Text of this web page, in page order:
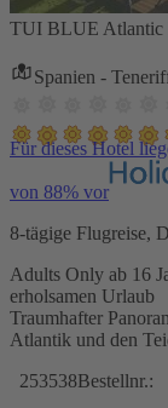
TUI BLUE Atlantic
Spanien -
Für dieses Hotel
von 88% vor
8-tägige Flugreise,
Adults Only ab 16
erholsamen Urlaub
Traumhafter
Atlantik und den
253538Bestellnr.: